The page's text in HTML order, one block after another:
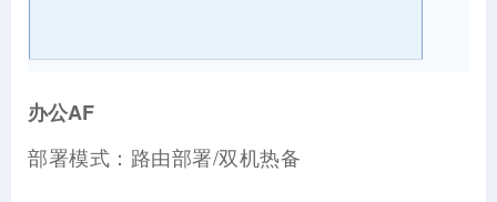
办公AF
部署模式：路由部署/双机热备